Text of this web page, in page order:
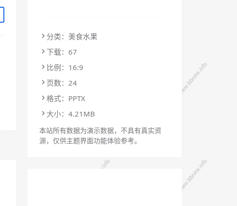
分类：美食水果
下载：67
比例：16:9
页数：24
格式：PPTX
大小：4.21MB
本站所有数据为演示数据，不具有真实资
源，仅供主题界面功能体验参考。